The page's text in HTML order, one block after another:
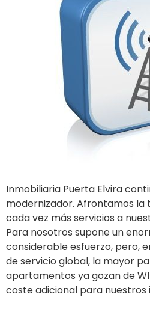
Inmobiliaria Puerta Elvira
modernizador. Afrontamos la
cada vez más servicios a
Para nosotros supone un
considerable esfuerzo, pero,
de servicio global, la mayor
apartamentos ya gozan de
coste adicional para nuestros